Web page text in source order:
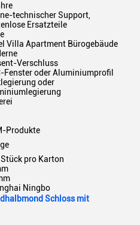
technischer Support,
Ersatzteile
Villa Apartment Bürogebäude
Verschluss
Fenster oder Aluminiumprofil
oder
Produkte
pro Karton
Ningbo
Schloss mit